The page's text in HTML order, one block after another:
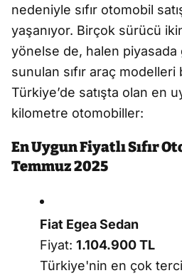
nedeniyle sıfır otomobil
yaşanıyor. Birçok sürücü
yönelse de, halen
sunulan sıfır araç
Türkiye’de satışta olan en
kilometre otomobiller:
En Uygun Fiyatlı Sıfır
Temmuz 2025
Fiat Egea Sedan
Fiyat: 1.104.900 TL
Türkiye'nin en çok